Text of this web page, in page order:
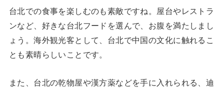
台北での食事を楽しむのも素敵ですね。屋台やレストラ
ンなど、好きな台北フードを選んで、お腹を満たしまし
ょう。海外観光客として、台北で中国の文化に触れるこ
とも素晴らしいことです。
また、台北の乾物屋や漢方薬などを手に入れられる、迪